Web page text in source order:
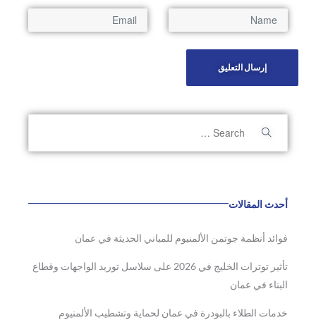
أحدث المقالات
فوائد أنظمة جوتمن الألمنيوم للمباني الحديثة في عمان
تأثير توترات الخليج في 2026 على سلاسل توريد الواجهات وقطاع
البناء في عمان
خدمات الطلاء بالبودرة في عمان لحماية وتشطيب الألمنيوم